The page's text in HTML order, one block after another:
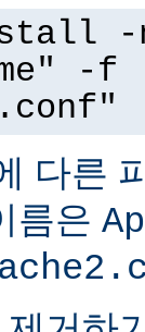
-
-f
다른
름은